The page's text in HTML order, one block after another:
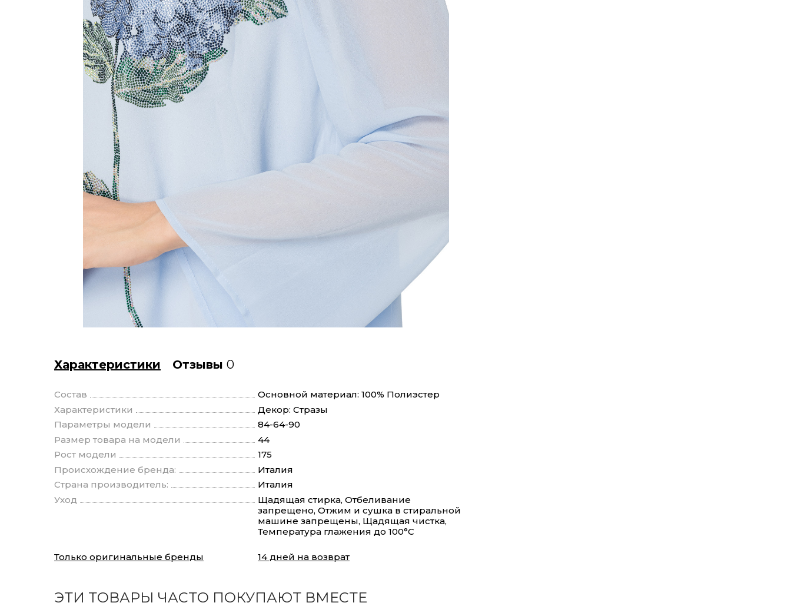
Характеристики Отзывы 0
Состав
Основной материал: 100% Полиэстер
Характеристики
Декор: Стразы
Параметры модели
84-64-90
Размер товара на модели
44
Рост модели
175
Происхождение бренда:
Италия
Страна производитель:
Италия
Уход
Щадящая стирка, Отбеливание
запрещено, Отжим и сушка в стиральной
машине запрещены, Щадящая чистка,
Температура глажения до 100°С
Только оригинальные бренды 14 дней на возврат
ЭТИ ТОВАРЫ ЧАСТО ПОКУПАЮТ ВМЕСТЕ